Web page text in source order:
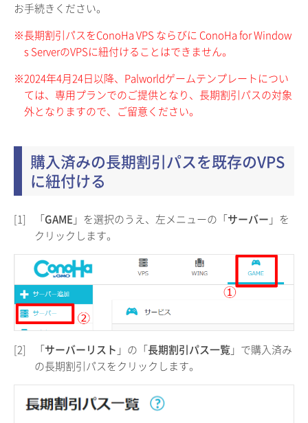
お手続きください。
※長期割引パスをConoHa VPS ならびに ConoHa for Window
s ServerのVPSに紐付けることはできません。
※2024年4月24日以降、Palworldゲームテンプレートについ
ては、専用プランでのご提供となり、長期割引パスの対象
外となりますので、ご留意ください。
購入済みの長期割引パスを既存のVPS
に紐付ける
[1] 「GAME」を選択のうえ、左メニューの「サーバー 」を
クリックします。
[2] 「サーバーリスト 」の「長期割引パス一覧」で購入済み
の長期割引パスをクリックします。